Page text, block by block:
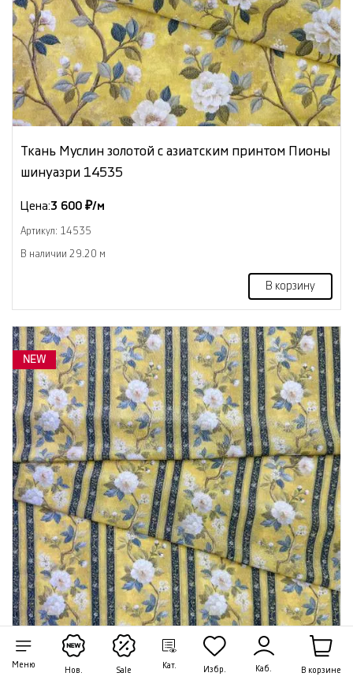
Меню
Нов. Sale
Кат. Избр. Каб. В корзине
Ткань Муслин золотой с азиатским принтом Пионы
шинуазри 14535
Цена:3 600 ₽/м
Артикул: 14535
В наличии 29.20 м
В корзину
NEW